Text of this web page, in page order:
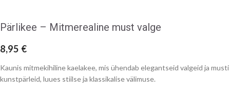
Pärlikee – Mitmerealine must valge
8,95 €
Kaunis mitmekihiline kaelakee, mis ühendab elegantseid valgeid ja musti
kunstpärleid, luues stiilse ja klassikalise välimuse.